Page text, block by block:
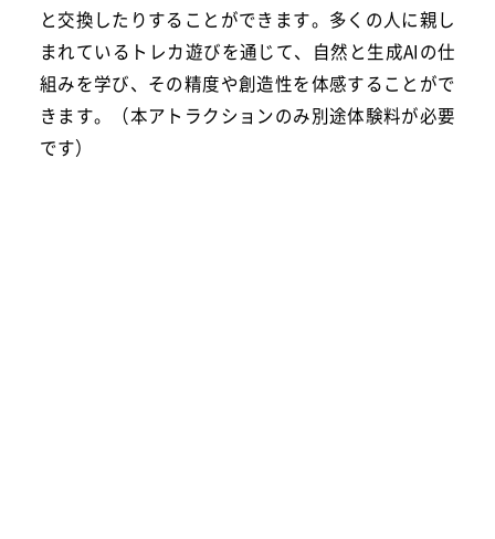
と交換したりすることができます。多くの人に親し
まれているトレカ遊びを通じて、自然と生成AIの仕
組みを学び、その精度や創造性を体感することがで
きます。（本アトラクションのみ別途体験料が必要
です）